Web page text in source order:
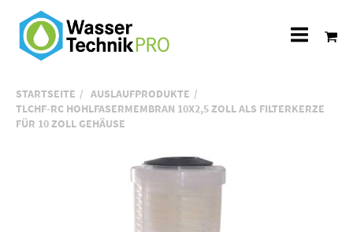
STARTSEITE
AUSLAUFPRODUKTE
TLCHF-RC HOHLFASERMEMBRAN 10X2,5 ZOLL ALS FILTERKERZE
FÜR 10 ZOLL GEHÄUSE